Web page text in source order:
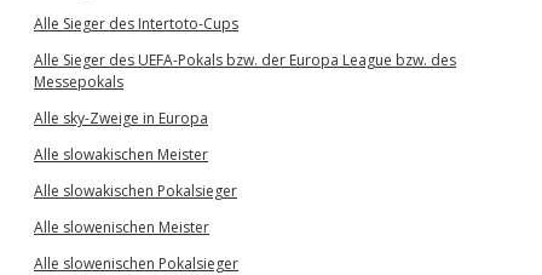
Alle Sieger des Intertoto-Cups
Alle Sieger des UEFA-Pokals bzw. der Europa League bzw. des
Messepokals
Alle sky-Zweige in Europa
Alle slowakischen Meister
Alle slowakischen Pokalsieger
Alle slowenischen Meister
Alle slowenischen Pokalsieger